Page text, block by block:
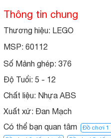
Thông tin chung
Thương hiệu: LEGO
MSP: 60112
Số Mảnh ghép: 376
Độ Tuổi: 5 - 12
Chất liệu: Nhựa ABS
Xuất xứ: Đan Mạch
Có thể bạn quan tâm
Đồ chơi 1